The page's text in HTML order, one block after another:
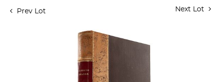
Prev Lot Next Lot